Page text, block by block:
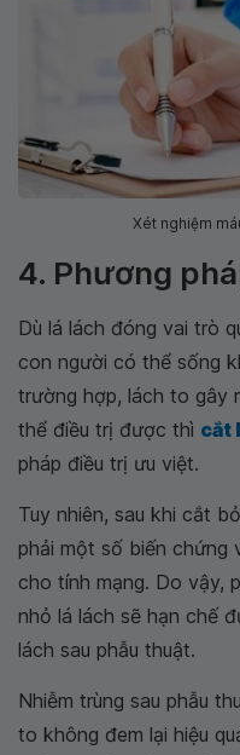
Xét nghiệm
4. Phương
Dù lá lách đóng vai trò
con người có thể sống
trường hợp, lách to gây
thể điều trị được thì cắt
pháp điều trị ưu việt.
Tuy nhiên, sau khi cắt
phải một số biến chứng
cho tính mạng. Do vậy,
nhỏ lá lách sẽ hạn chế
lách sau phẫu thuật.
Nhiễm trùng sau phẫu
to không đem lại hiệu